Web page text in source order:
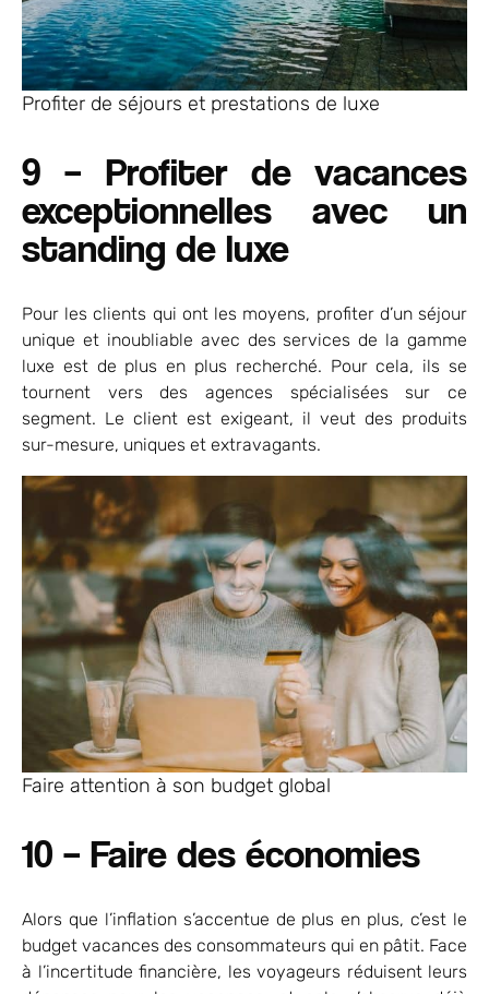
Profiter de séjours et prestations de luxe
9 – Profiter de vacances
exceptionnelles avec un
standing de luxe
Pour les clients qui ont les moyens, profiter d’un séjour
unique et inoubliable avec des services de la gamme
luxe est de plus en plus recherché. Pour cela, ils se
tournent vers des agences spécialisées sur ce
segment. Le client est exigeant, il veut des produits
sur-mesure, uniques et extravagants.
Faire attention à son budget global
10 – Faire des économies
Alors que l’inflation s’accentue de plus en plus, c’est le
budget vacances des consommateurs qui en pâtit. Face
à l’incertitude financière, les voyageurs réduisent leurs